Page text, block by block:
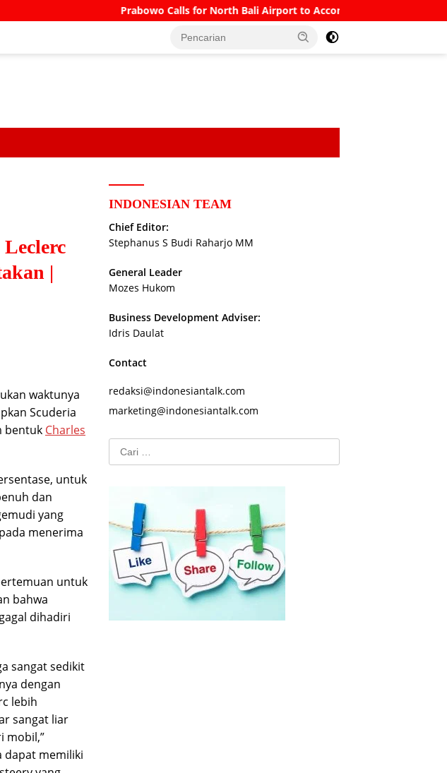
Prabowo Calls for North Bali Airport to Accommodate Boeing 777s and Airbus
|
waktunya
Scuderia
bentuk Charles
untuk
dan
yang
menerima
untuk
bahwa
dihadiri
sangat sedikit
dengan
lebih
sangat liar
mobil,”
dapat memiliki
INDONESIAN TEAM
Chief Editor:
Stephanus S Budi Raharjo MM
General Leader
Mozes Hukom
Business Development Adviser:
Idris Daulat
Contact
redaksi@indonesiantalk.com
marketing@indonesiantalk.com
Cari
untuk: